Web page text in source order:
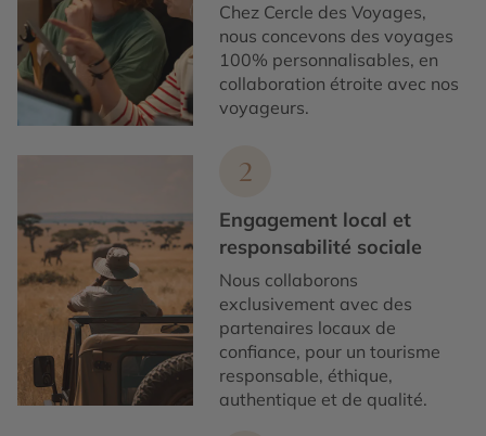
Chez Cercle des Voyages,
nous concevons des voyages
100% personnalisables, en
collaboration étroite avec nos
voyageurs.
2
Engagement local et
responsabilité sociale
Nous collaborons
exclusivement avec des
partenaires locaux de
confiance, pour un tourisme
responsable, éthique,
authentique et de qualité.